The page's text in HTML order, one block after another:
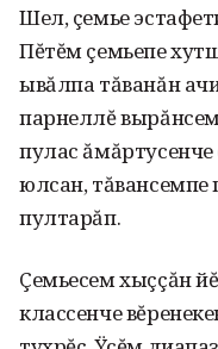
Шел, çемье
Пĕтĕм çемьепе
ывăлпа тăванăн
парнеллĕ
пу­лас
юлсан,
пултарăп.
Çемьесем хыççăн
классенче